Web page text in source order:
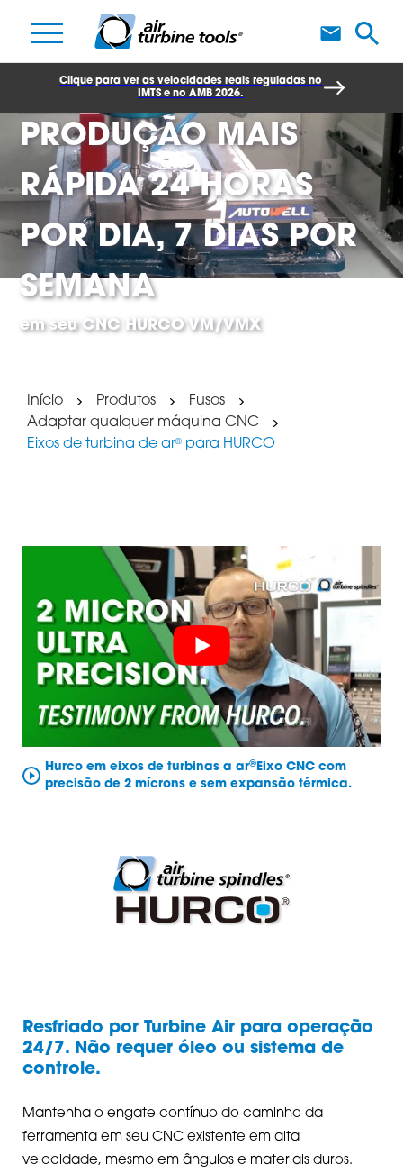
Clique para ver as velocidades reais reguladas no
IMTS e no AMB 2026.
OFEREÇA UMA
PRODUÇÃO MAIS
RÁPIDA 24 HORAS
POR DIA, 7 DIAS POR
SEMANA
em seu CNC HURCO VM/VMX
Início Produtos
Fusos
Adaptar qualquer máquina CNC
Eixos de turbina de ar® para HURCO
Hurco em eixos de turbinas a ar® Eixo CNC com
precisão de 2 mícrons e sem expansão térmica.
Resfriado por Turbine Air para operação
24/7. Não requer óleo ou sistema de
controle.
Mantenha o engate contínuo do caminho da
ferramenta em seu CNC existente em alta
velocidade, mesmo em ângulos e materiais duros.